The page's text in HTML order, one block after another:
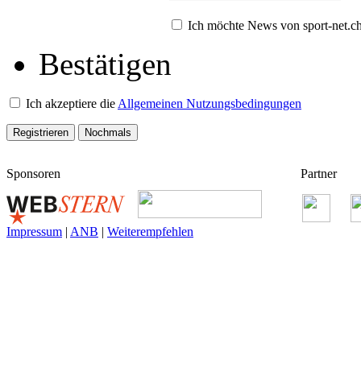
Ich möchte News von sport-
Bestätigen
Ich akzeptiere die Allgemeinen Nutzungsbedingungen
Sponsoren Partner
Impressum | ANB | Weiterempfehlen